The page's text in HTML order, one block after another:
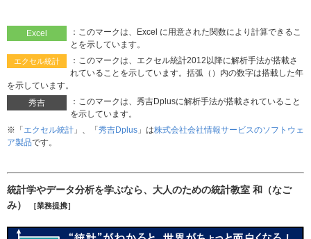
Excel
：このマークは、Excel に用意された関数により計算できるこ
とを示しています。
エクセル統計
：このマークは、エクセル統計2012以降に解析手法が搭載さ
れていることを示しています。括弧（）内の数字は搭載した年
を示しています。
秀吉
：このマークは、秀吉Dplusに解析手法が搭載されていること
を示しています。
※「エクセル統計 」、「秀吉Dplus 」は株式会社会社情報サービスのソフトウェ
ア製品です。
統計学やデータ分析を学ぶなら、大人のための統計教室 和（なご
み）
［業務提携］